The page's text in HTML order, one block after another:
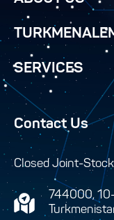
SERVICES
Contact Us
Closed Joint-
744000,